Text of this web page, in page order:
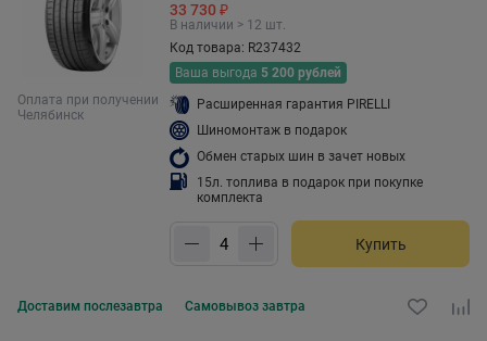
Оплата при получении
Челябинск
33 730 ₽
В наличии > 12 шт.
Код товара: R237432
Ваша выгода 5 200 рублей
Расширенная гарантия PIRELLI
Шиномонтаж в подарок
Обмен старых шин в зачет новых
15л. топлива в подарок при покупке
комплекта
Купить
Доставим послезавтра Самовывоз завтра